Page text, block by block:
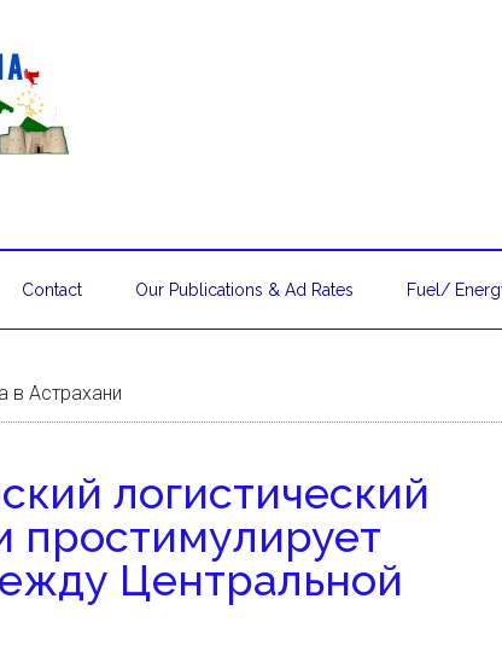
Contact Our Publications & Ad Rates Fuel/
в Астрахани
логистический
простимулирует
Центральной